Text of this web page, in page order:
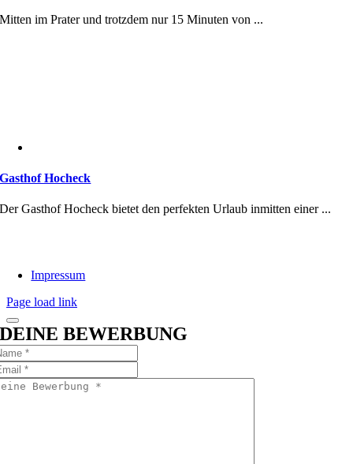
Mitten im Prater und trotzdem nur 15 Minuten von ...
Gasthof Hocheck
Der Gasthof Hocheck bietet den perfekten Urlaub inmitten einer ...
Impressum
Page load link
DEINE BEWERBUNG